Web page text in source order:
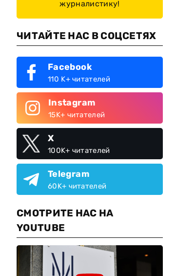
журналистику!
ЧИТАЙТЕ НАС В СОЦСЕТЯХ
Facebook
110 K+ читателей
Instagram
15K+ читателей
X
100K+ читателей
Telegram
60K+ читателей
СМОТРИТЕ НАС НА
YOUTUBE